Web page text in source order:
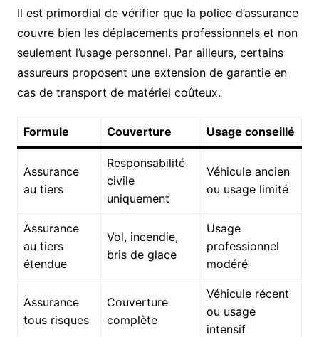
Il est primordial de vérifier que la police d’assurance
couvre bien les déplacements professionnels et non
seulement l’usage personnel. Par ailleurs, certains
assureurs proposent une extension de garantie en
cas de transport de matériel coûteux.
Formule Couverture Usage conseillé
Assurance
au tiers
Responsabilité
civile
uniquement
Véhicule ancien
ou usage limité
Assurance
au tiers
étendue
Vol, incendie,
bris de glace
Usage
professionnel
modéré
Assurance
tous risques
Couverture
complète
Véhicule récent
ou usage
intensif